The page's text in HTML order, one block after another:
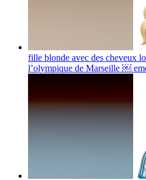
fille blonde avec des cheveux
l’olympique de Marseille ￼